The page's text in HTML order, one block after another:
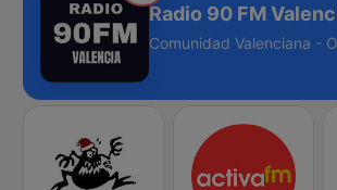
Radio 90 FM
Comunidad Valenciana -